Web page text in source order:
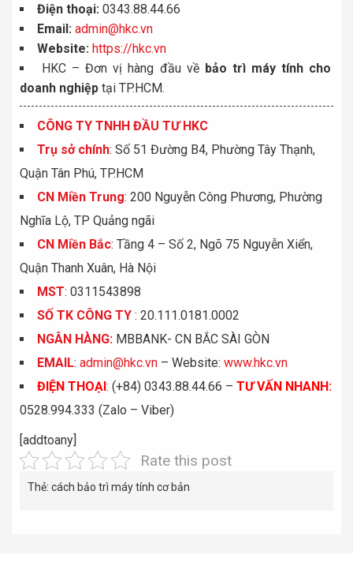
Điện thoại: 0343.88.44.66
Email: admin@hkc.vn
Website: https://hkc.vn
HKC – Đơn vị hàng đầu về bảo trì máy tính cho
doanh nghiệp tại TP.HCM.
CÔNG TY TNHH ĐẦU TƯ HKC
Trụ sở chính: Số 51 Đường B4, Phường Tây Thạnh,
Quận Tân Phú, TP.HCM
CN Miền Trung: 200 Nguyễn Công Phương, Phường
Nghĩa Lộ, TP Quảng ngãi
CN Miền Bắc: Tầng 4 – Số 2, Ngõ 75 Nguyễn Xiển,
Quận Thanh Xuân, Hà Nội
MST: 0311543898
SỐ TK CÔNG TY : 20.111.0181.0002
NGÂN HÀNG: MBBANK- CN BẮC SÀI GÒN
EMAIL: admin@hkc.vn – Website: www.hkc.vn
ĐIỆN THOẠI: (+84) 0343.88.44.66 – TƯ VẤN NHANH:
0528.994.333 (Zalo – Viber)
[addtoany]
Rate this post
Thẻ: cách bảo trì máy tính cơ bản